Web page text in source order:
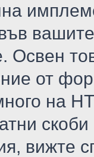
Освен
от
на
вижте